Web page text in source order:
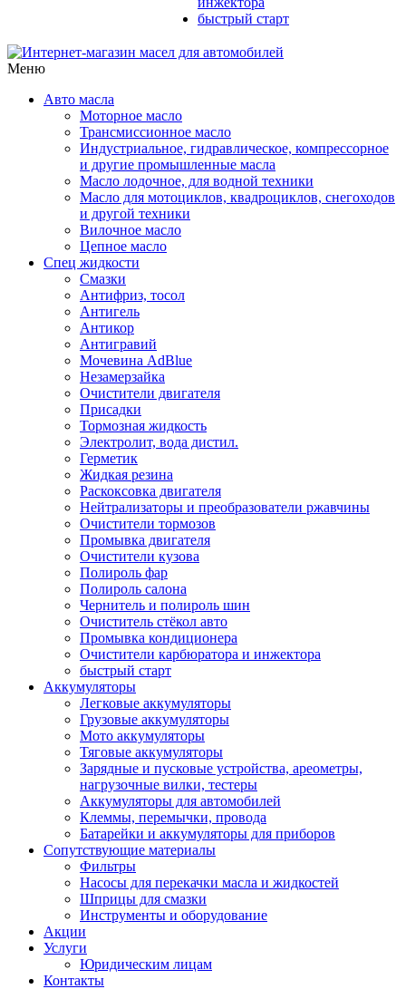
быстрый старт
Меню
Авто масла
Моторное масло
Трансмиссионное масло
Индустриальное, гидравлическое, компрессорное
и другие промышленные масла
Масло лодочное, для водной техники
Масло для мотоциклов, квадроциклов, снегоходов
и другой техники
Вилочное масло
Цепное масло
Спец жидкости
Смазки
Антифриз, тосол
Антигель
Антикор
Антигравий
Мочевина AdBlue
Незамерзайка
Очистители двигателя
Присадки
Тормозная жидкость
Электролит, вода дистил.
Герметик
Жидкая резина
Раскоксовка двигателя
Нейтрализаторы и преобразователи ржавчины
Очистители тормозов
Промывка двигателя
Очистители кузова
Полироль фар
Полироль салона
Чернитель и полироль шин
Очиститель стёкол авто
Промывка кондиционера
Очистители карбюратора и инжектора
быстрый старт
Аккумуляторы
Легковые аккумуляторы
Грузовые аккумуляторы
Мото аккумуляторы
Тяговые аккумуляторы
Зарядные и пусковые устройства, ареометры,
нагрузочные вилки, тестеры
Аккумуляторы для автомобилей
Клеммы, перемычки, провода
Батарейки и аккумуляторы для приборов
Сопутствующие материалы
Фильтры
Насосы для перекачки масла и жидкостей
Шприцы для смазки
Инструменты и оборудование
Акции
Услуги
Юридическим лицам
Контакты